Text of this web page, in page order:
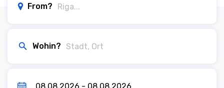
From?
Wohin?